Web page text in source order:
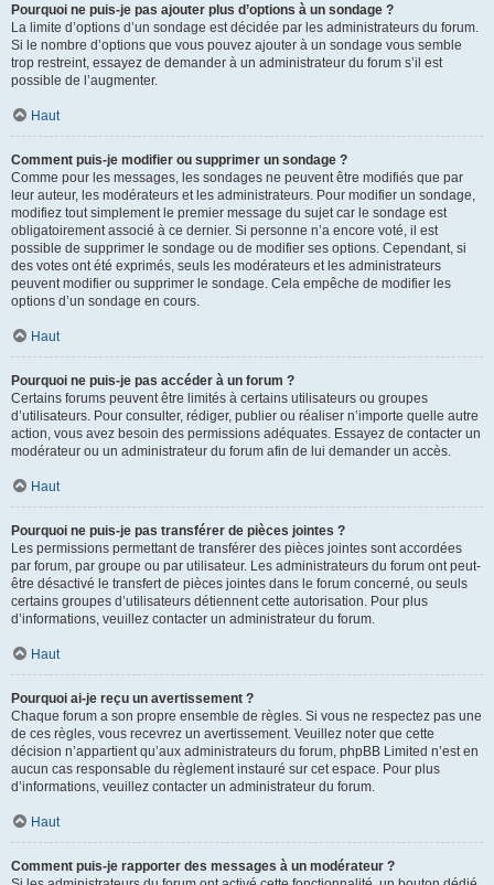
Pourquoi ne puis-je pas ajouter plus d’options à un sondage ?
La limite d’options d’un sondage est décidée par les administrateurs du forum.
Si le nombre d’options que vous pouvez ajouter à un sondage vous semble
trop restreint, essayez de demander à un administrateur du forum s’il est
possible de l’augmenter.
Haut
Comment puis-je modifier ou supprimer un sondage ?
Comme pour les messages, les sondages ne peuvent être modifiés que par
leur auteur, les modérateurs et les administrateurs. Pour modifier un sondage,
modifiez tout simplement le premier message du sujet car le sondage est
obligatoirement associé à ce dernier. Si personne n’a encore voté, il est
possible de supprimer le sondage ou de modifier ses options. Cependant, si
des votes ont été exprimés, seuls les modérateurs et les administrateurs
peuvent modifier ou supprimer le sondage. Cela empêche de modifier les
options d’un sondage en cours.
Haut
Pourquoi ne puis-je pas accéder à un forum ?
Certains forums peuvent être limités à certains utilisateurs ou groupes
d’utilisateurs. Pour consulter, rédiger, publier ou réaliser n’importe quelle autre
action, vous avez besoin des permissions adéquates. Essayez de contacter un
modérateur ou un administrateur du forum afin de lui demander un accès.
Haut
Pourquoi ne puis-je pas transférer de pièces jointes ?
Les permissions permettant de transférer des pièces jointes sont accordées
par forum, par groupe ou par utilisateur. Les administrateurs du forum ont peut-
être désactivé le transfert de pièces jointes dans le forum concerné, ou seuls
certains groupes d’utilisateurs détiennent cette autorisation. Pour plus
d’informations, veuillez contacter un administrateur du forum.
Haut
Pourquoi ai-je reçu un avertissement ?
Chaque forum a son propre ensemble de règles. Si vous ne respectez pas une
de ces règles, vous recevrez un avertissement. Veuillez noter que cette
décision n’appartient qu’aux administrateurs du forum, phpBB Limited n’est en
aucun cas responsable du règlement instauré sur cet espace. Pour plus
d’informations, veuillez contacter un administrateur du forum.
Haut
Comment puis-je rapporter des messages à un modérateur ?